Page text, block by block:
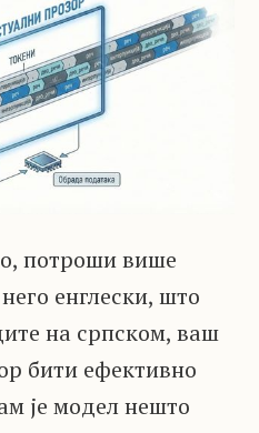
потроши више
енглески, што
на српском, ваш
бити ефективно
је модел нешто